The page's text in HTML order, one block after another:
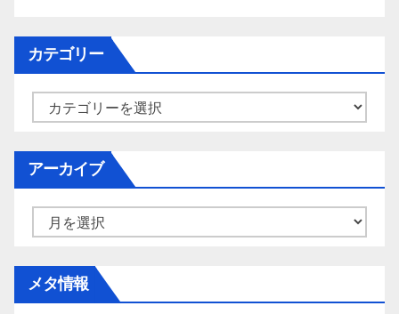
カテゴリー
ー
アーカイブ
メタ情報